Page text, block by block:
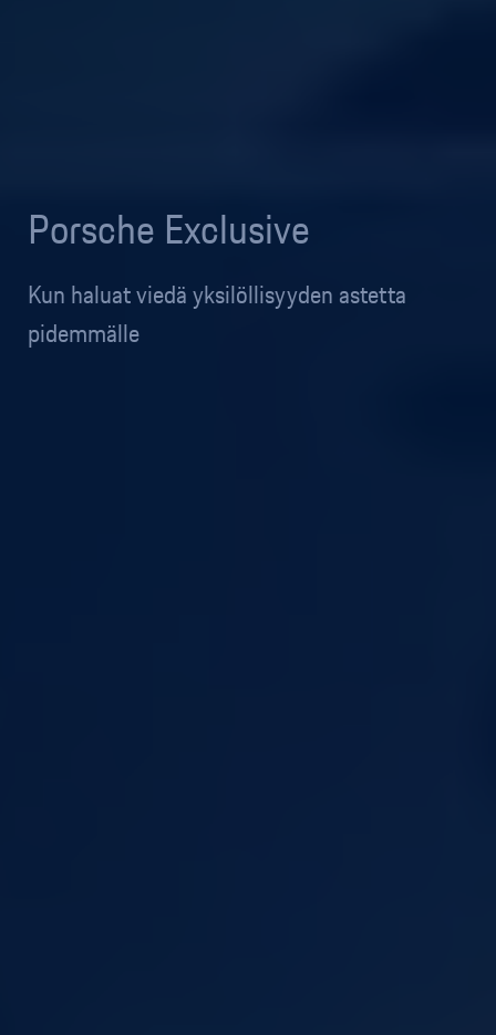
Porsche Exclusive
Kun haluat viedä yksilöllisyyden astetta
pidemmälle